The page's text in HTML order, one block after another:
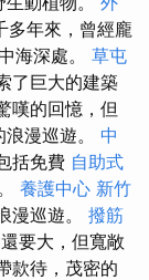
多年來，曾經龐
海深處。 草屯
了巨大的建築
嘆的回憶，但
漫巡遊。 中
括免費 自助式
養護中心 新竹
漫巡遊。 撥筋
要大，但寬敞
款待，茂密的